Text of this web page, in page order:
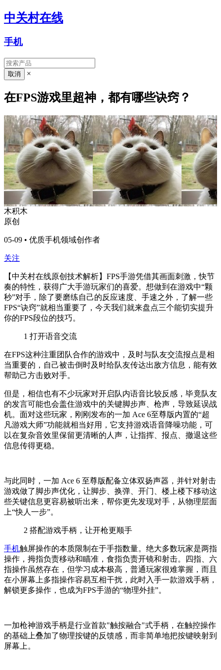
中关村在线
手机
×
在FPS游戏里超神，都有哪些诀窍？
木积木
原创
05-09 • 优质手机领域创作者
关注
【中关村在线原创技术解析】FPS手游凭借其画面刺激，快节
奏的特性，获得广大手游玩家们的喜爱。想做到在游戏中“颗
秒”对手，除了要磨练自己的反应速度、手速之外，了解一些
FPS“诀窍”就相当重要了，今天我们就来盘点三个能切实提升
你的FPS段位的技巧。
1 打开语音交流
在FPS这种注重团队合作的游戏中，及时与队友交流报点是相
当重要的，自己被击倒时及时给队友传达出敌方信息，能有效
帮助己方击败对手。
但是，相信也有不少玩家对开启队内语音比较反感，毕竟队友
的发言可能也会盖住游戏中的关键脚步声、枪声，导致延误战
机。面对这些玩家，刚刚发布的一加 Ace 6至尊版内置的“超
凡游戏大师”功能就相当好用，它支持游戏语音降噪功能，可
以在复杂音效里保留更清晰的人声，让指挥、报点、撤退这些
信息传得更稳。
与此同时，一加 Ace 6 至尊版配备立体双扬声器，并针对射击
游戏做了脚步声优化，让脚步、换弹、开门、楼上楼下移动这
些关键信息更容易被听出来，帮你更先发现对手，从物理层面
上“快人一步”。
2 搭配游戏手柄，让开枪更顺手
手机触屏操作的本质限制在于手指数量。绝大多数玩家是两指
操作，拇指负责移动和瞄准，食指负责开镜和射击。四指、六
指操作虽然存在，但学习成本极高，普通玩家很难掌握，而且
在小屏幕上多指操作容易互相干扰，此时入手一款游戏手柄，
解锁更多操作，也成为FPS手游的“物理外挂”。
一加枪神游戏手柄是行业首款"触按融合"式手柄，在触控操作
的基础上叠加了物理按键的反馈感，而非简单地把按键映射到
屏幕上。